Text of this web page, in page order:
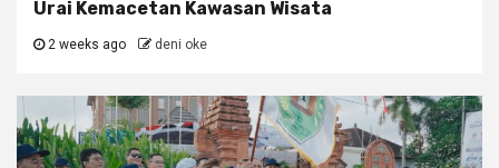
Urai Kemacetan Kawasan Wisata
2 weeks ago deni oke